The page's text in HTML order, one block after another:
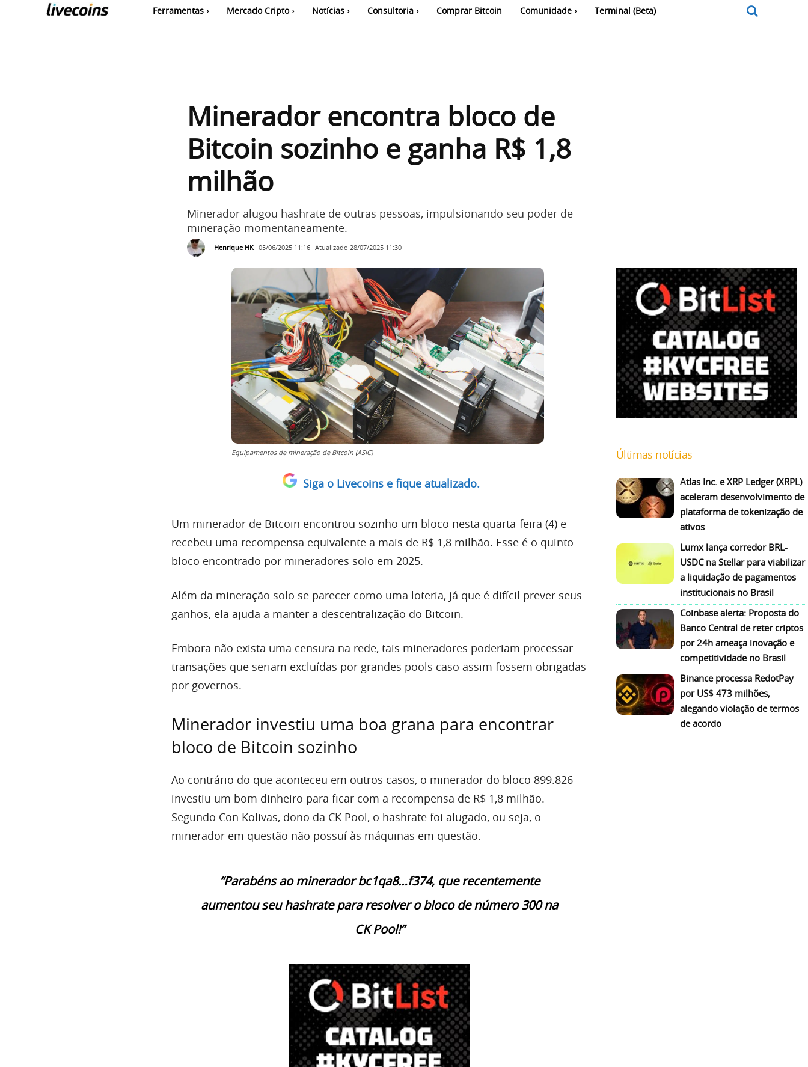
Ferramentas Mercado Cripto Notícias Consultoria Comprar Bitcoin Comunidade Terminal (Beta)
Minerador encontra bloco de
Bitcoin sozinho e ganha R$ 1,8
milhão
Minerador alugou hashrate de outras pessoas, impulsionando seu poder de
mineração momentaneamente.
Henrique HK 05/06/2025 11:16 Atualizado 28/07/2025 11:30
Equipamentos de mineração de Bitcoin (ASIC)
Siga o Livecoins e fique atualizado.
Um minerador de Bitcoin encontrou sozinho um bloco nesta quarta-feira (4) e
recebeu uma recompensa equivalente a mais de R$ 1,8 milhão. Esse é o quinto
bloco encontrado por mineradores solo em 2025.
Além da mineração solo se parecer como uma loteria, já que é difícil prever seus
ganhos, ela ajuda a manter a descentralização do Bitcoin.
Embora não exista uma censura na rede, tais mineradores poderiam processar
transações que seriam excluídas por grandes pools caso assim fossem obrigadas
por governos.
Minerador investiu uma boa grana para encontrar
bloco de Bitcoin sozinho
Ao contrário do que aconteceu em outros casos, o minerador do bloco 899.826
investiu um bom dinheiro para ficar com a recompensa de R$ 1,8 milhão.
Segundo Con Kolivas, dono da CK Pool, o hashrate foi alugado, ou seja, o
minerador em questão não possuí às máquinas em questão.
“Parabéns ao minerador bc1qa8…f374, que recentemente
aumentou seu hashrate para resolver o bloco de número 300 na
CK Pool!”
Últimas notícias
Atlas Inc. e XRP Ledger (XRPL)
aceleram desenvolvimento de
plataforma de tokenização de
ativos
Lumx lança corredor BRL-
USDC na Stellar para viabilizar
a liquidação de pagamentos
institucionais no Brasil
Coinbase alerta: Proposta do
Banco Central de reter criptos
por 24h ameaça inovação e
competitividade no Brasil
Binance processa RedotPay
por US$ 473 milhões,
alegando violação de termos
de acordo